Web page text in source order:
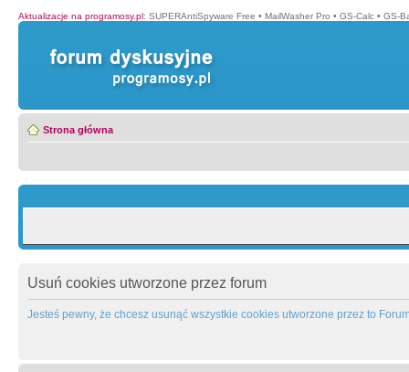
Aktualizacje na programosy.pl: SUPERAntiSpyware Free • MailWasher Pro • GS-Calc • GS-
Strona główna
Usuń cookies utworzone przez forum
Jesteś pewny, że chcesz usunąć wszystkie cookies utworzone przez to